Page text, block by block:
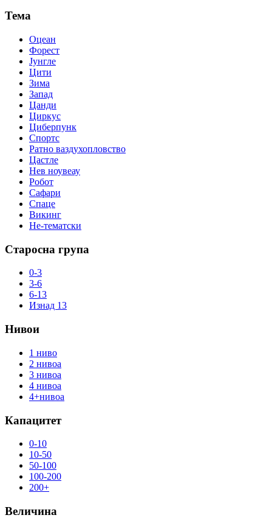
Тема
Оцеан
Форест
Јунгле
Цити
Зима
Запад
Цанди
Циркус
Циберпунк
Спортс
Ратно ваздухопловство
Цастле
Нев ноувеау
Робот
Сафари
Спаце
Викинг
Не-тематски
Старосна група
0-3
3-6
6-13
Изнад 13
Нивои
1 ниво
2 нивоа
3 нивоа
4 нивоа
4+нивоа
Капацитет
0-10
10-50
50-100
100-200
200+
Величина